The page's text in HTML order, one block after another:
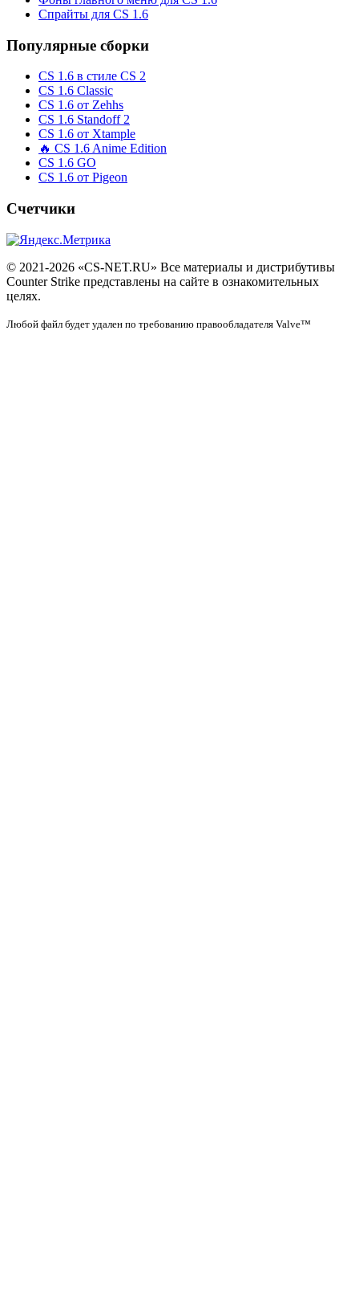
Спрайты для CS 1.6
Популярные сборки
CS 1.6 в стиле CS 2
CS 1.6 Classic
CS 1.6 от Zehhs
CS 1.6 Standoff 2
CS 1.6 от Xtample
🔥 CS 1.6 Anime Edition
CS 1.6 GO
CS 1.6 от Pigeon
Счетчики
© 2021-2026 «CS-NET.RU» Все материалы и дистрибутивы
Counter Strike представлены на сайте в ознакомительных
целях.
Любой файл будет удален по требованию правообладателя Valve™